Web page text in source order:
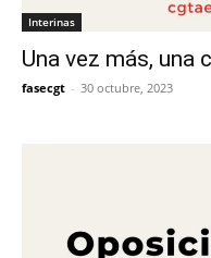
Interinas
Una vez más, una
fasecgt - 30 octubre, 2023